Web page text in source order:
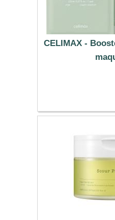
CELIMAX -